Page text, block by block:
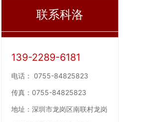
联系科洛
139-2289-6181
电话： 0755-84825823
传真： 0755-84825823
地址： 深圳市龙岗区南联村龙岗